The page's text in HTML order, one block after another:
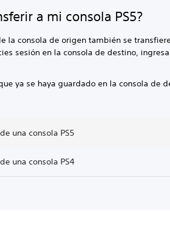
a mi consola PS5?
la consola de origen también se
sesión en la consola de destino,
ya se haya guardado en la consola de
una consola PS5
una consola PS4